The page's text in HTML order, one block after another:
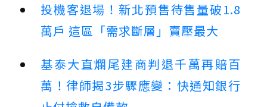
投機客退場！新北預售待售量破1.8
萬戶 這區「需求斷層」賣壓最大
基泰大直爛尾建商判退千萬再賠百
萬！律師揭3步驟應變：快通知銀行